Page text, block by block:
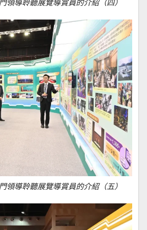
領導聆聽展覽導賞員的介紹（四）
領導聆聽展覽導賞員的介紹（五）